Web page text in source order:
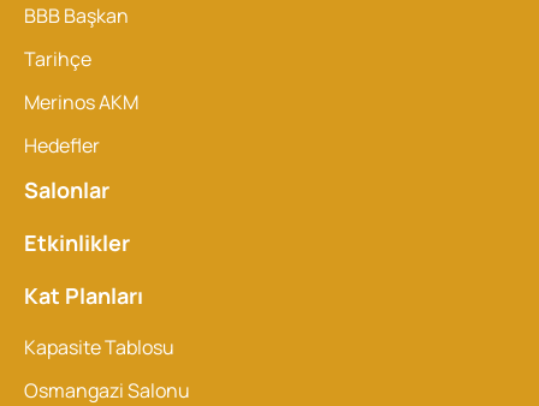
BBB Başkan
Tarihçe
Merinos AKM
Hedefler
Salonlar
Etkinlikler
Kat Planları
Kapasite Tablosu
Osmangazi Salonu